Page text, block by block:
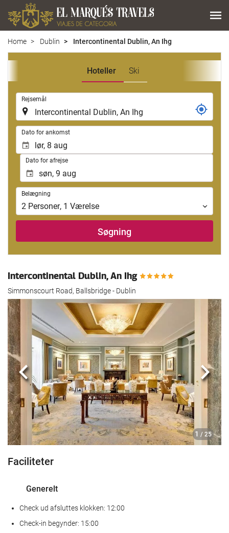
Home Dublin Intercontinental Dublin, An Ihg
Hoteller Ski
Rejsemål
Dato for ankomst
Dato for afrejse
Belægning
Belægning
2 Personer, 1 Værelse
Søgning
Intercontinental Dublin, An Ihg
Simmonscourt Road, Ballsbridge - Dublin
1 / 25
Previous
Faciliteter
Generelt
Check ud afsluttes klokken: 12:00
Check-in begynder: 15:00